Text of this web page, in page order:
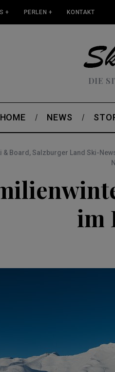
+ PERLEN + KONTAKT
DIE
HOME NEWS
& Board , Salzburger Land Ski-
im